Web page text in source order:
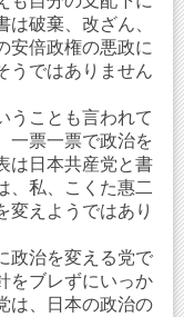
破棄、改ざん、
安倍政権の悪政に
うではありません
うことも言われて
一票一票で政治を
は日本共産党と書
、私、こくた惠二
変えようではあり
政治を変える党で
をブレずにいっか
は、日本の政治の